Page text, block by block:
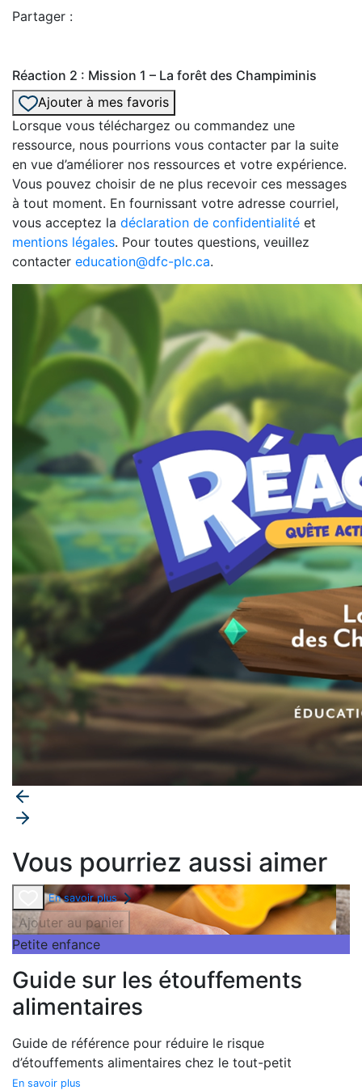
Partager :
Réaction 2 : Mission 1 – La forêt des Champiminis
Ajouter à mes favoris
Lorsque vous téléchargez ou commandez une
ressource, nous pourrions vous contacter par la suite
en vue d’améliorer nos ressources et votre expérience.
Vous pouvez choisir de ne plus recevoir ces messages
à tout moment. En fournissant votre adresse courriel,
vous acceptez la déclaration de confidentialité et
mentions légales. Pour toutes questions, veuillez
contacter education@dfc-plc.ca.
Vous pourriez aussi aimer
En savoir plus
Ajouter au panier
Petite enfance
Guide sur les étouffements
alimentaires
Guide de référence pour réduire le risque
d’étouffements alimentaires chez le tout-petit
En savoir plus